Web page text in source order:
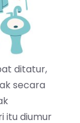
ditatur,
secara
itu diumur